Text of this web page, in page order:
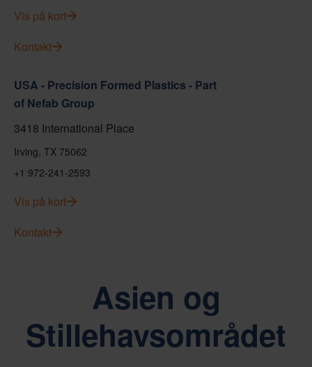
Vis på kort
Kontakt
USA - Precision Formed Plastics - Part
of Nefab Group
3418 International Place
Irving, TX 75062
+1 972-241-2593
Vis på kort
Kontakt
Asien og
Stillehavsområdet